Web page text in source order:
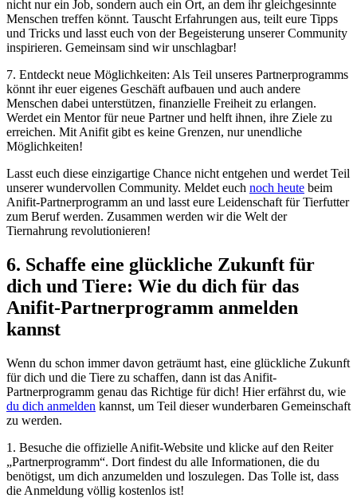
nicht nur ein Job, sondern auch ein Ort, an ⁢dem ihr⁢ gleichgesinnte
Menschen treffen könnt. Tauscht Erfahrungen ⁢aus, teilt eure Tipps
und Tricks​ und ⁣lasst euch von ⁢der Begeisterung⁤ unserer Community
inspirieren. Gemeinsam sind wir unschlagbar!
7. Entdeckt neue Möglichkeiten: Als Teil unseres Partnerprogramms⁢
könnt ihr euer eigenes⁤ Geschäft ⁤aufbauen​ und auch ​andere
Menschen dabei unterstützen,‌ finanzielle Freiheit zu erlangen.
Werdet ein Mentor⁢ für neue‌ Partner und helft⁤ ihnen, ihre​ Ziele zu
erreichen. Mit Anifit ​gibt es⁤ keine⁤ Grenzen, nur unendliche
‍Möglichkeiten!
Lasst euch diese einzigartige ‍Chance nicht entgehen​ und werdet Teil​
unserer wundervollen Community. Meldet euch noch heute beim
Anifit-Partnerprogramm an und ​lasst eure Leidenschaft für Tierfutter
zum Beruf werden. Zusammen werden wir die Welt der
Tiernahrung revolutionieren!
6. Schaffe eine glückliche Zukunft für
dich‍ und Tiere: Wie du dich für das
Anifit-Partnerprogramm anmelden
kannst
Wenn‍ du schon immer davon geträumt hast, eine glückliche Zukunft
für dich und die Tiere zu ⁢schaffen, dann ist das Anifit-
Partnerprogramm genau das Richtige‍ für dich! Hier erfährst​ du, wie
du dich⁣ anmelden kannst,​ um Teil dieser wunderbaren Gemeinschaft
zu‌ werden.
1. ‍Besuche die offizielle Anifit-Website und klicke auf den⁣ Reiter
„Partnerprogramm“.⁣ Dort findest⁢ du ⁢alle Informationen,‍ die du​
benötigst, ⁤um dich anzumelden⁤ und loszulegen. Das Tolle ist, ⁢dass
die Anmeldung völlig kostenlos ist!